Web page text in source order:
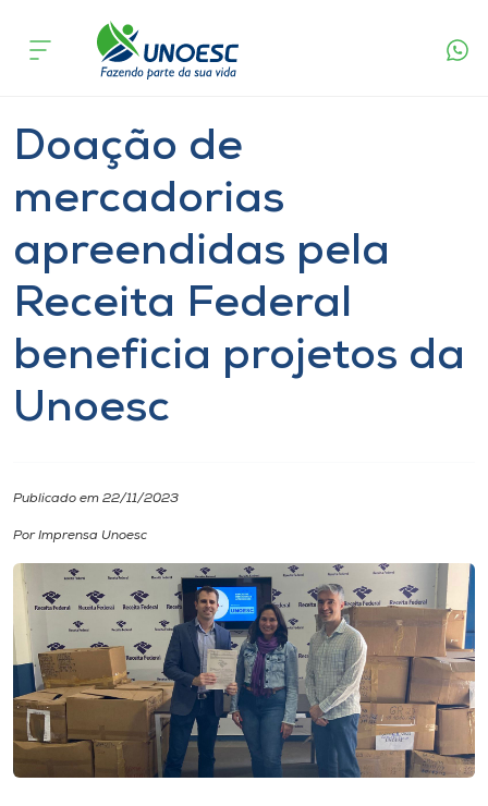
Cursos
Atendimento ao Estudante
Portal de Ensino
Unoesc
I.nova
Diplomados
Cultura
CPA
acontece
Geral
Doação de
mercadorias
apreendidas pela
Receita Federal
beneficia projetos da
Unoesc
Publicado em 22/11/2023
Por Imprensa Unoesc